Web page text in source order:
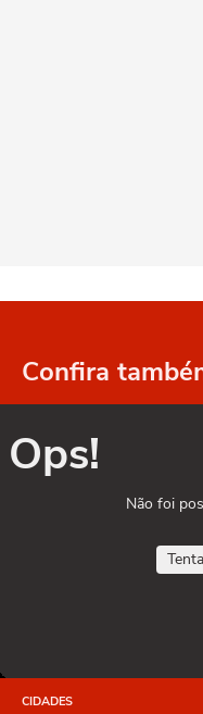
Confira
Ops!
Não foi
CIDADES